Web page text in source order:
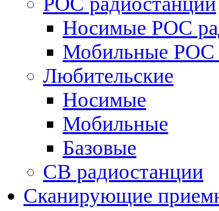
Носимые POC
Мобильные POC
Любительские
Носимые
Мобильные
Базовые
CB радиостанции
Сканирующие